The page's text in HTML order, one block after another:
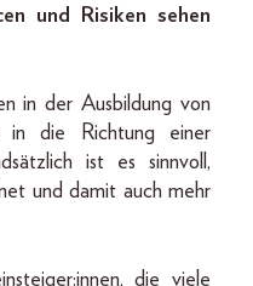
und Risiken sehen
in der Ausbildung von
in die Richtung einer
ist es sinnvoll,
und damit auch mehr
die viele